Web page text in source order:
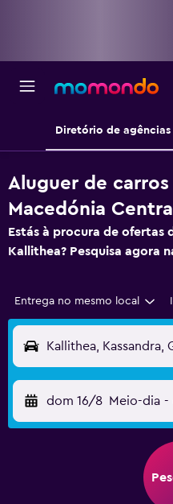
Diretório de agências
Aluguer de
Macedónia Central
Estás à procura de ofertas
Kallithea? Pesquisa agora
Entrega no mesmo local
Kallithea, Kassandra,
dom 16/8 Meio-dia -